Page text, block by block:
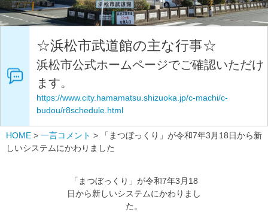
☆浜松市武道館の主な行事☆
浜松市公式ホームページでご確認いただけ
ます。
https://www.city.hamamatsu.shizuoka.jp/c-machi/c-
budou/r8schedule.html
HOME > 一言コメント >
「まつぼっくり」が令和7年3月18日から新
しいシステムにかわりました
「まつぼっくり」が令和7年3月18
日から新しいシステムにかわりまし
た。